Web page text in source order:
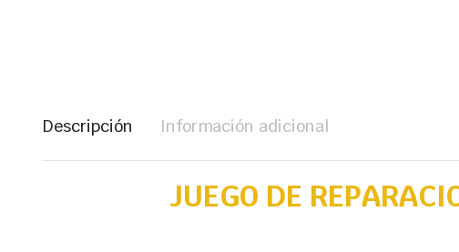
Descripción Información adicional
JUEGO DE